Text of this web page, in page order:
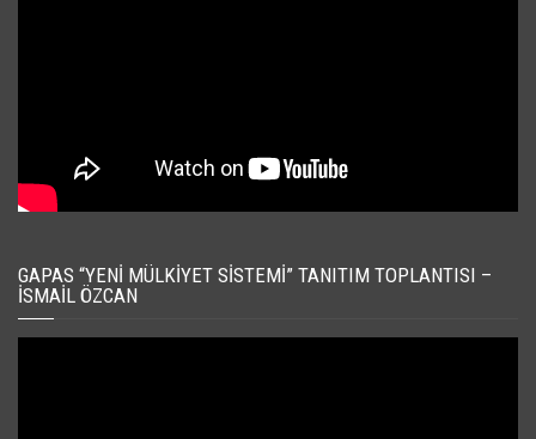
GAPAS “YENI MÜLKIYET SISTEMI” TANITIM TOPLANTISI –
İSMAIL ÖZCAN